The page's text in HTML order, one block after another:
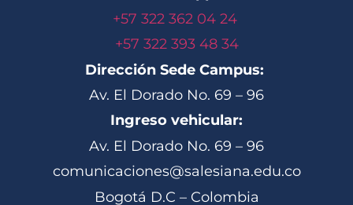
+57 322 362 04 24
+57 322 393 48 34
Dirección Sede Campus:
Av. El Dorado No. 69 – 96
Ingreso vehicular:
Av. El Dorado No. 69 – 96
comunicaciones@salesiana.edu.co
Bogotá D.C – Colombia